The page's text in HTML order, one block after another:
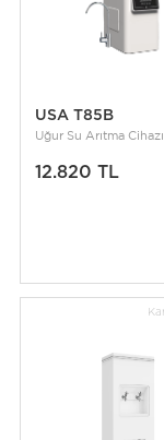
USA T85B
Uğur Su Arıtma Cihazı
12.820 TL